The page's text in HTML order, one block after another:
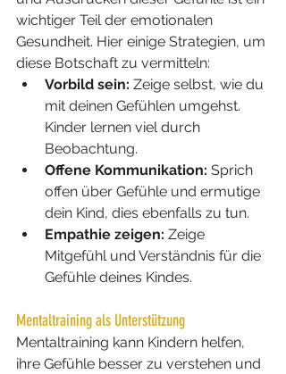
wichtiger Teil der emotionalen
Gesundheit. Hier einige Strategien, um
diese Botschaft zu vermitteln:
Vorbild sein: Zeige selbst, wie du
mit deinen Gefühlen umgehst.
Kinder lernen viel durch
Beobachtung.
Offene Kommunikation: Sprich
offen über Gefühle und ermutige
dein Kind, dies ebenfalls zu tun.
Empathie zeigen: Zeige
Mitgefühl und Verständnis für die
Gefühle deines Kindes.
Mentaltraining als Unterstützung
Mentaltraining kann Kindern helfen,
ihre Gefühle besser zu verstehen und